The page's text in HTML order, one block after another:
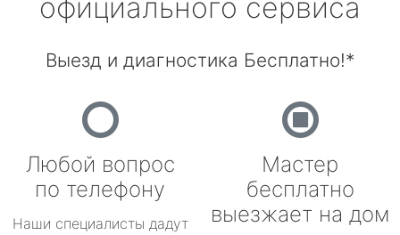
официального сервиса
Выезд и диагностика Бесплатно!*
Любой вопрос
по телефону
Наши специалисты дадут
Мастер
бесплатно
выезжает на дом